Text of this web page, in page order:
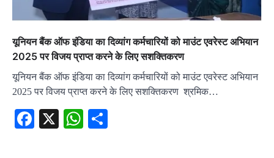
यूनियन बैंक ऑफ इंडिया का दिव्यांग कर्मचारियों को माउंट एवरेस्ट अभियान
2025 पर विजय प्राप्त करने के लिए सशक्तिकरण
यूनियन बैंक ऑफ इंडिया का दिव्यांग कर्मचारियों को माउंट एवरेस्ट अभियान
2025 पर विजय प्राप्त करने के लिए सशक्तिकरण श्रमिक…
Facebook
X WhatsApp